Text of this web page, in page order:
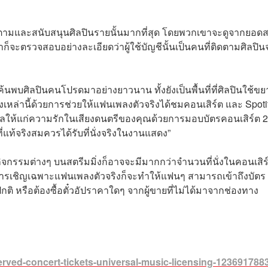
มและสนับสนุนศิลปินรายนั้นมากที่สุด โดยพวกเขาจะดูจากยอด
จะตรวจสอบอย่างละเอียดว่าผู้ใช้บัญชีนั้นเป็นคนที่ติดตามศิลปิน
พบศิลปินคนโปรดมาอย่างยาวนาน ทั้งยังเป็นพื้นที่ที่ศิลปินใช้ขย
หล่านี้ด้วยการช่วยให้แฟนเพลงตัวจริงได้ชมคอนเสิร์ต และ
ให้แก่ความรักในเสียงดนตรีของคุณด้วยการมอบบัตรคอนเสิร์ต
จริงสมควรได้รับที่นั่งจริงในงานแสดง”
กรรมต่างๆ บนสตรีมมิ่งก็อาจจะมีมากกว่าจำนวนที่นั่งในคอนเสิ
ชิญเฉพาะแฟนเพลงตัวจริงก็จะทำให้แฟนๆ สามารถเข้าถึงบัตร
หรือต้องซื้อตั๋วอัปราคาใดๆ จากผู้ขายที่ไม่ได้มาจากช่องทาง
concert-tickets-universal-music-licensing-